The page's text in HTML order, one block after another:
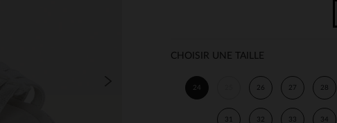
CHOISIR UNE TAILLE
24 26 27 28
31 32 33 34